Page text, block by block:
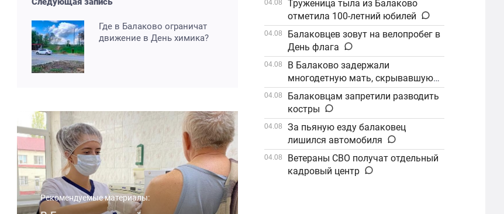
Где в Балаково ограничат
движение в День химика?
Рекомендуемые материалы:
04.08
Труженица тыла из Балаково
отметила 100-летний юбилей
04.08
Балаковцев зовут на велопробег в
День флага
04.08
В Балаково задержали
многодетную мать, скрывавшуюся
от алиментов
04.08
Балаковцам запретили разводить
костры
04.08
За пьяную езду балаковец
лишился автомобиля
04.08
Ветераны СВО получат отдельный
кадровый центр